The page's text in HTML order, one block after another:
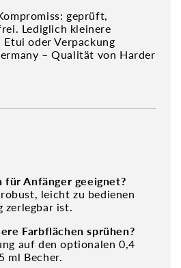
geprüft,
Lediglich kleinere
oder Verpackung
– Qualität von Harder
für Anfänger geeignet?
leicht zu bedienen
zerlegbar ist.
Farbflächen sprühen?
auf den optionalen 0,4
ml Becher.